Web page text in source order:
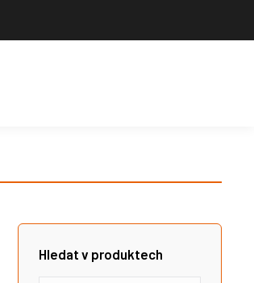
Hledat v produktech